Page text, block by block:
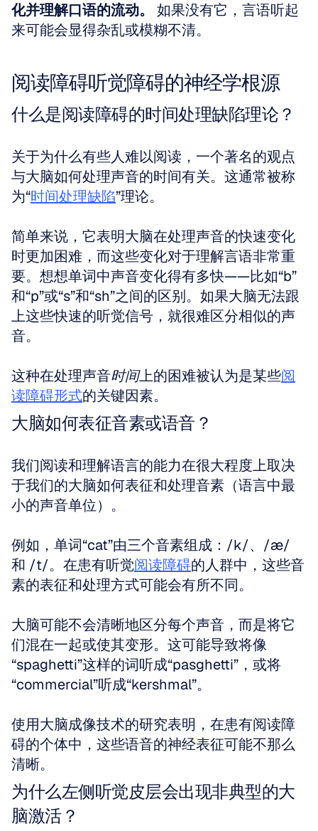
化并理解口语的流动。
如果没有它，言语听起
来可能会显得杂乱或模糊不清。
阅读障碍听觉障碍的神经学根源
什么是阅读障碍的时间处理缺陷理论？
关于为什么有些人难以阅读，一个著名的观点
与大脑如何处理声音的时间有关。这通常被称
为“时间处理缺陷”理论。
简单来说，它表明大脑在处理声音的快速变化
时更加困难，而这些变化对于理解言语非常重
要。想想单词中声音变化得有多快——比如“b”
和“p”或“s”和“sh”之间的区别。如果大脑无法跟
上这些快速的听觉信号，就很难区分相似的声
音。
这种在处理声音时间上的困难被认为是某些阅
读障碍形式的关键因素。
大脑如何表征音素或语音？
我们阅读和理解语言的能力在很大程度上取决
于我们的大脑如何表征和处理音素（语言中最
小的声音单位）。
例如，单词“cat”由三个音素组成：/k/、/æ/
和 /t/。在患有听觉阅读障碍的人群中，这些音
素的表征和处理方式可能会有所不同。
大脑可能不会清晰地区分每个声音，而是将它
们混在一起或使其变形。这可能导致将像
“spaghetti”这样的词听成“pasghetti”，或将
“commercial”听成“kershmal”。
使用大脑成像技术的研究表明，在患有阅读障
碍的个体中，这些语音的神经表征可能不那么
清晰。
为什么左侧听觉皮层会出现非典型的大
脑激活？